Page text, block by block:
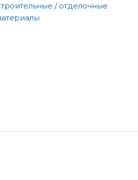
/ отделочные